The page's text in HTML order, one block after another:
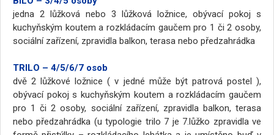
jedna 2 lůžková nebo 3 lůžková ložnice, obývací pokoj s
kuchyňským koutem a rozkládacím gaučem pro 1 či 2 osoby,
sociální zařízení, zpravidla balkon, terasa nebo předzahrádka
TRILO – 4/5/6/7 osob
dvě 2 lůžkové ložnice ( v jedné může být patrová postel ),
obývací pokoj s kuchyňským koutem a rozkládacím gaučem
pro 1 či 2 osoby, sociální zařízení, zpravidla balkon, terasa
nebo předzahrádka (u typologie trilo 7 je 7.lůžko zpravidla ve